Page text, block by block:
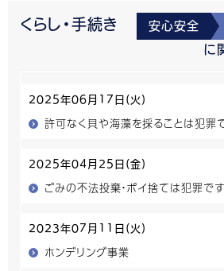
くらし・手続き 安心安全
に
2025年06月17日(火)
許可なく貝や海藻を採ることは犯罪
2025年04月25日(金)
ごみの不法投棄・ポイ捨ては犯罪です
2023年07月11日(火)
ホンデリング事業